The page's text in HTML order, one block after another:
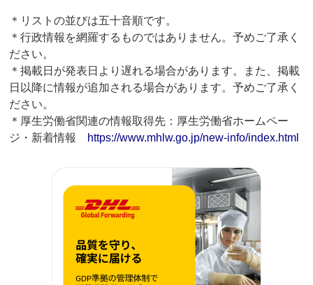
＊リストの並びは五十音順です。
＊行政情報を網羅するものではありません。予めご了承く
ださい。
＊掲載日が発表日より遅れる場合があります。また、掲載
日以降に情報が追加される場合があります。予めご了承く
ださい。
＊厚生労働省関連の情報取得先：厚生労働省ホームペー
ジ・新着情報 https://www.mhlw.go.jp/new-info/index.html